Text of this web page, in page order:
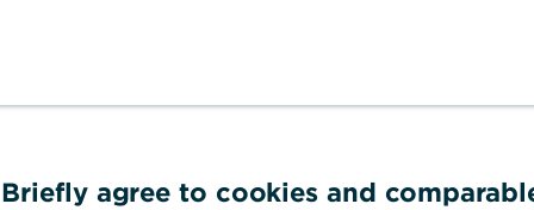
Briefly agree to cookies and